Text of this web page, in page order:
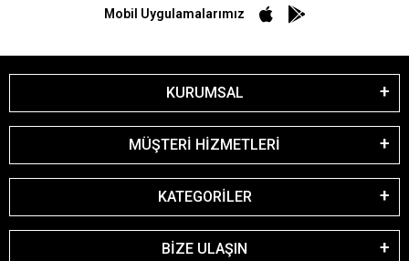
Mobil Uygulamalarımız
KURUMSAL
MÜŞTERİ HİZMETLERİ
KATEGORİLER
BİZE ULAŞIN